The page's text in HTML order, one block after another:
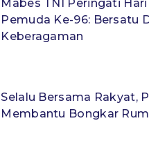
Mabes TNI Peringati
Pemuda Ke-96: Bersatu
Keberagaman
Selalu Bersama Rakyat,
Membantu Bongkar